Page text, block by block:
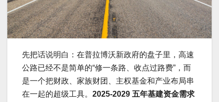
先把话说明白：在普拉博沃新政府的盘子里，高速
公路已经不是简单的“修一条路、收点过路费”，而
是一个把财政、家族财团、主权基金和产业布局串
在一起的超级工具。 2025-2029 五年基建资金需求